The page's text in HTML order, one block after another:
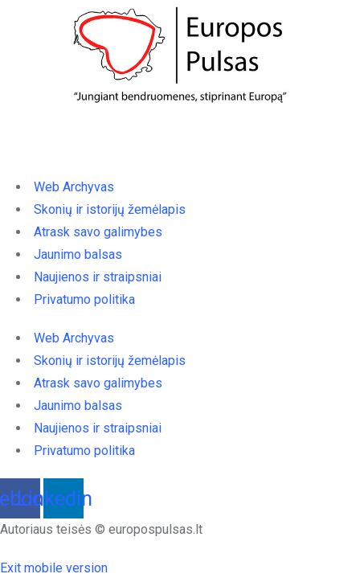
Web Archyvas
Skonių ir istorijų žemėlapis
Atrask savo galimybes
Jaunimo balsas
Naujienos ir straipsniai
Privatumo politika
Web Archyvas
Skonių ir istorijų žemėlapis
Atrask savo galimybes
Jaunimo balsas
Naujienos ir straipsniai
Privatumo politika
Linkedin
Autoriaus teisės © europospulsas.lt
Exit mobile version